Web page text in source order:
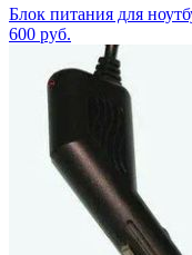
Блок питания для
600 руб.